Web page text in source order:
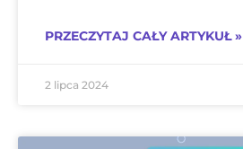
PRZECZYTAJ CAŁY ARTYKUŁ »
2 lipca 2024